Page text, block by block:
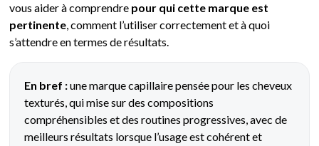
vous aider à comprendre pour qui cette marque est
pertinente, comment l’utiliser correctement et à quoi
s’attendre en termes de résultats.
En bref :une marque capillaire pensée pour les cheveux
texturés, qui mise sur des compositions
compréhensibles et des routines progressives, avec de
meilleurs résultats lorsque l’usage est cohérent et